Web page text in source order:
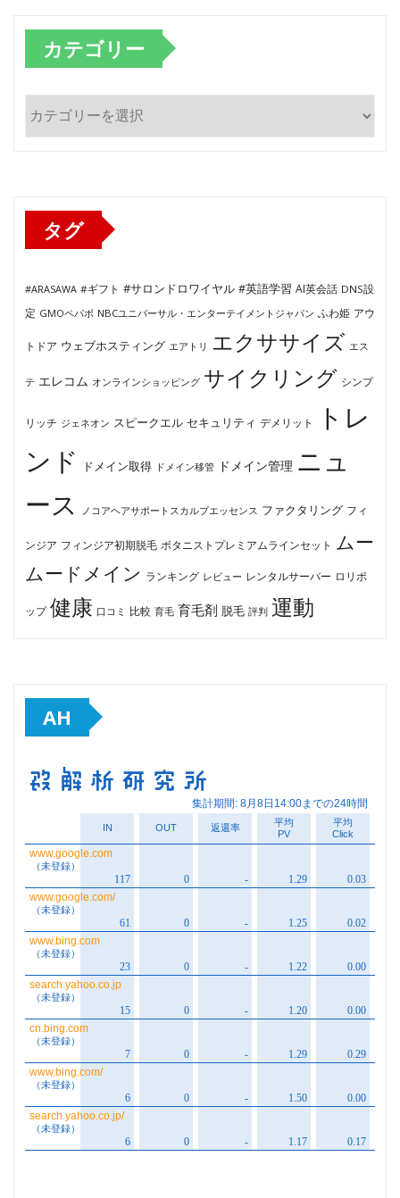
カテゴリー
カ
タグ
#ARASAWA #ギフト #サロンドロワイヤル #英語学習 AI英会話 DNS設
定 GMOペパボ NBCユニバーサル・エンターテイメントジャパン ふわ姫 アウ
トドア ウェブホスティング エアトリ エクササイズ エス
テ エレコム オンラインショッピング サイクリング シンプ
リッチ ジェネオン スピークエル セキュリティ デメリット
トレ
ンド
ドメイン取得 ドメイン移管 ドメイン管理 ニュ
ース
ノコアヘアサポートスカルプエッセンス ファクタリング フィ
ンジア フィンジア初期脱毛 ボタニストプレミアムラインセット ムー
ムードメイン ランキング レビュー レンタルサーバー ロリポ
ップ 健康 口コミ 比較 育毛 育毛剤 脱毛 評判 運動
AH